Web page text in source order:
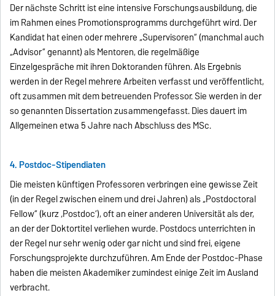
Der nächste Schritt ist eine intensive Forschungsausbildung, die
im Rahmen eines Promotionsprogramms durchgeführt wird. Der
Kandidat hat einen oder mehrere „Supervisoren“ (manchmal auch
„Advisor“ genannt) als Mentoren, die regelmäßige
Einzelgespräche mit ihren Doktoranden führen. Als Ergebnis
werden in der Regel mehrere Arbeiten verfasst und veröffentlicht,
oft zusammen mit dem betreuenden Professor. Sie werden in der
so genannten Dissertation zusammengefasst. Dies dauert im
Allgemeinen etwa 5 Jahre nach Abschluss des MSc.
4. Postdoc-Stipendiaten
Die meisten künftigen Professoren verbringen eine gewisse Zeit
(in der Regel zwischen einem und drei Jahren) als „Postdoctoral
Fellow“ (kurz ‚Postdoc‘), oft an einer anderen Universität als der,
an der der Doktortitel verliehen wurde. Postdocs unterrichten in
der Regel nur sehr wenig oder gar nicht und sind frei, eigene
Forschungsprojekte durchzuführen. Am Ende der Postdoc-Phase
haben die meisten Akademiker zumindest einige Zeit im Ausland
verbracht.